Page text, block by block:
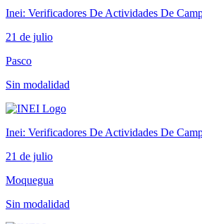
Inei: Verificadores De Actividades De
21 de julio
Pasco
Sin modalidad
Inei: Verificadores De Actividades De
21 de julio
Moquegua
Sin modalidad